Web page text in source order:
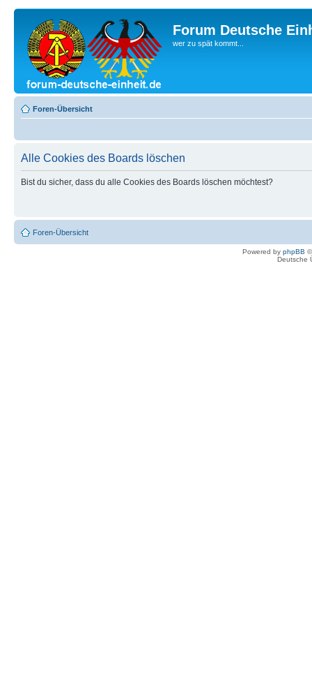
Forum Deutsche
wer zu spät kommt...
Foren-Übersicht
Alle Cookies des Boards löschen
Bist du sicher, dass du alle Cookies des Boards löschen möchtest?
Foren-Übersicht
Powered by phpBB
Deutsche